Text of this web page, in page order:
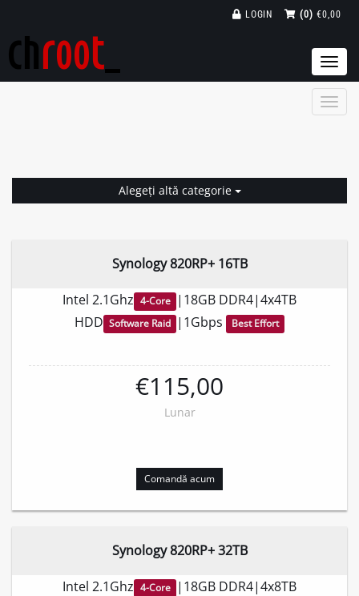
(0) €0,00
LOGIN
Alegeți altă categorie
Synology 820RP+ 16TB
Intel 2.1Ghz 4-Core |18GB DDR4|4x4TB
HDD Software Raid |1Gbps Best Effort
€115,00
Lunar
Comandă acum
Synology 820RP+ 32TB
Intel 2.1Ghz 4-Core |18GB DDR4|4x8TB